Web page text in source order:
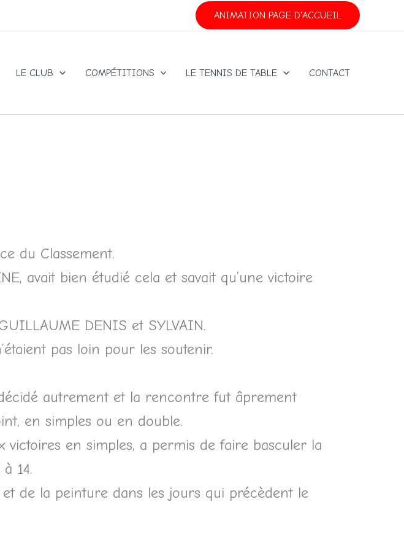
ANIMATION PAGE D'ACCUEIL
LE CLUB COMPÉTITIONS LE TENNIS DE TABLE CONTACT
du Classement.
avait bien étudié cela et savait qu’une victoire
DENIS et SYLVAIN.
pas loin pour les soutenir.
décidé autrement et la rencontre fut âprement
en simples ou en double.
en simples, a permis de faire basculer la
14.
de la peinture dans les jours qui précèdent le